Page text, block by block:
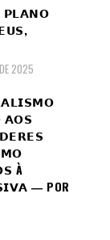
𝗣𝗟𝗔𝗡𝗢
2025
𝗔𝗢𝗦
À
― POR